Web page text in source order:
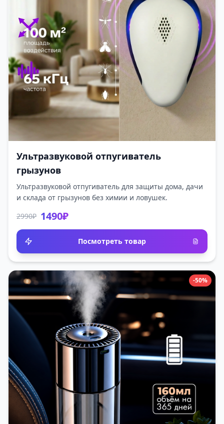
Ультразвуковой отпугиватель
грызунов
Ультразвуковой отпугиватель для защиты дома, дачи
и склада от грызунов без химии и ловушек.
2990₽ 1490₽
Посмотреть товар
-50%